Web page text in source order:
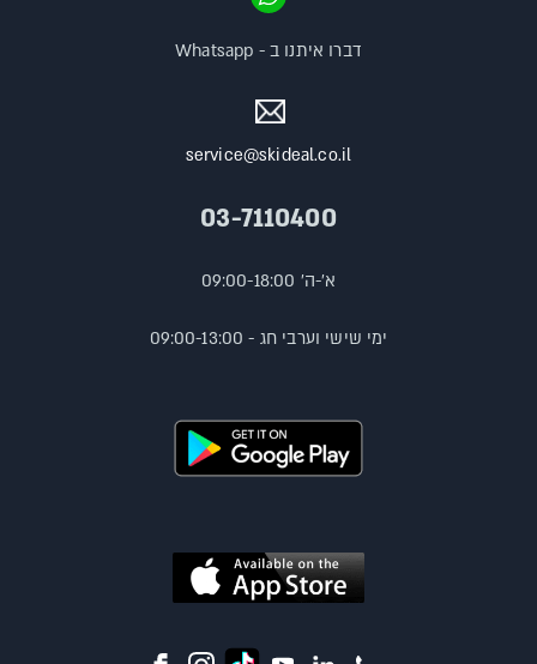
service@skideal.co.il
03-7110400
א'-ה' 09:00-18:00
ימי שישי וערבי חג - 09:00-13:00
דברו איתנו ב - Whatsapp